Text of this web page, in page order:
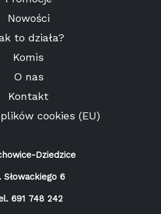
Nowości
to działa?
Komis
O nas
Kontakt
cookies (EU)
Dziedzice
Słowackiego 6
691 748 242